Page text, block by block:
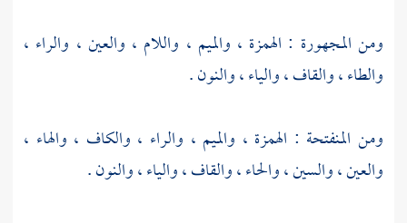
ومن المجهورة : الهمزة ، والميم ، واللام ، والعين ، والراء ،
والطاء ، والقاف ، والياء ، والنون .
ومن المنفتحة : الهمزة ، والميم ، والراء ، والكاف ، والهاء ،
والعين ، والسين ، والحاء ، والقاف ، والياء ، والنون .